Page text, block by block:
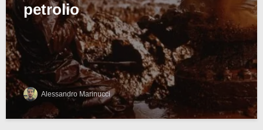
petrolio
Alessandro Marinucci